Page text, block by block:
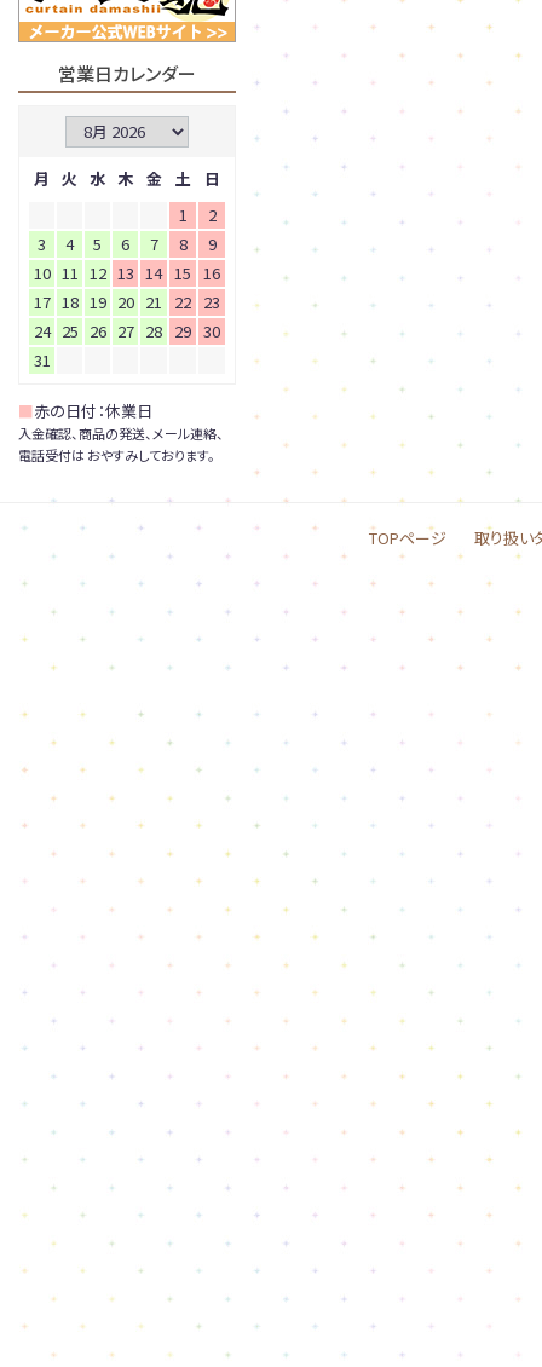
営業日カレンダー
月 火 水 木 金 土
日
1
2
3
4 5 6 7 8
9
10 11 12 13 14 15
16
17 18 19 20 21 22 23
24 25 26 27 28 29 30
31
■赤の日付：休業日
入金確認、商品の発送、メール連絡、
電話受付は おやすみしております。
TOPページ 取り扱い